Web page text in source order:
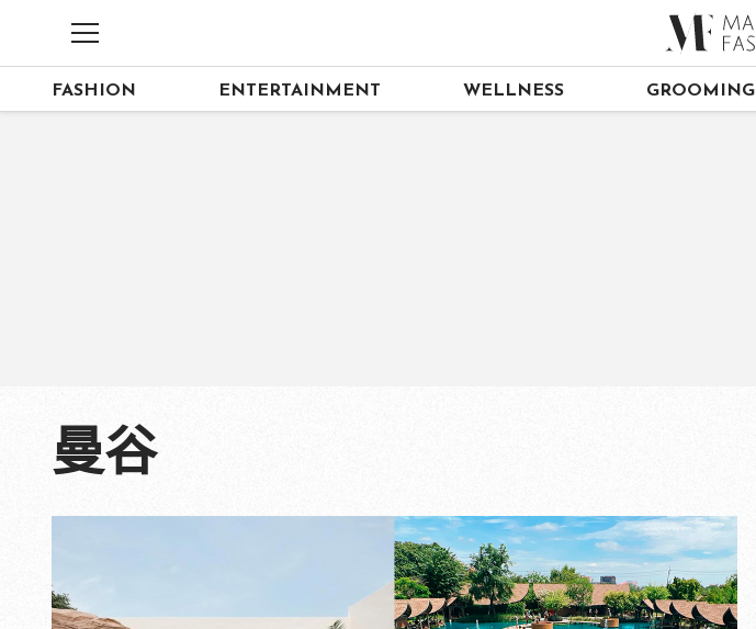
FASHION ENTERTAINMENT WELLNESS GROOMING
曼谷